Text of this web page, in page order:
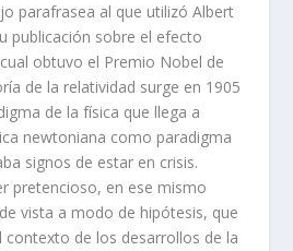
parafrasea al que utilizó Albert
publicación sobre el efecto
obtuvo el Premio Nobel de
de la relatividad surge en 1905
de la física que llega a
newtoniana como paradigma
signos de estar en crisis.
pretencioso, en ese mismo
vista a modo de hipótesis, que
contexto de los desarrollos de la